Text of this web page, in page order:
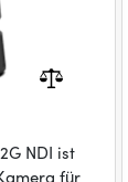
NDI ist
für